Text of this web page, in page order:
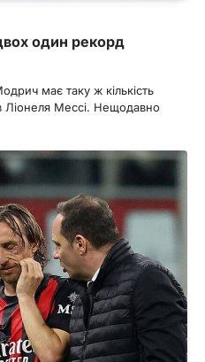
один рекорд
має таку ж кількість
в Ліонеля Мессі. Нещодавно